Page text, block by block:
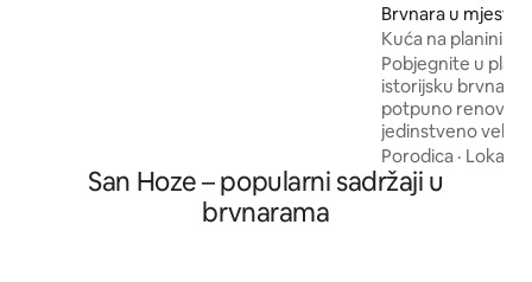
Cruz Wharf i još mnogo toga.
Brvnara u mjestu
Kuća na planini
Pobjegnite u
istorijsku brvnaru
potpuno
jedinstveno
sekvojama na
minuta do Los
Santa Kruza.
Porodica · Lokacija
San Hoze – popularni sadržaji u
brvnarama